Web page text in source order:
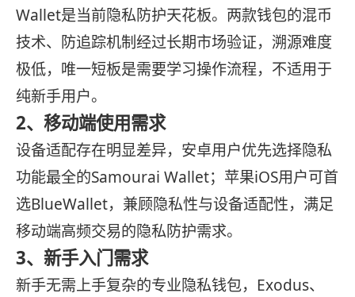
Wallet是当前隐私防护天花板。两款钱包的混币
技术、防追踪机制经过长期市场验证，溯源难度
极低，唯一短板是需要学习操作流程，不适用于
纯新手用户。
2、移动端使用需求
设备适配存在明显差异，安卓用户优先选择隐私
功能最全的Samourai Wallet；苹果iOS用户可首
选BlueWallet，兼顾隐私性与设备适配性，满足
移动端高频交易的隐私防护需求。
3、新手入门需求
新手无需上手复杂的专业隐私钱包，Exodus、